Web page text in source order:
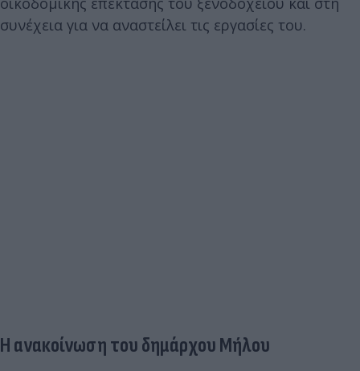
συνέχεια για να αναστείλει τις εργασίες του.
Η ανακοίνωση του δημάρχου Μήλου